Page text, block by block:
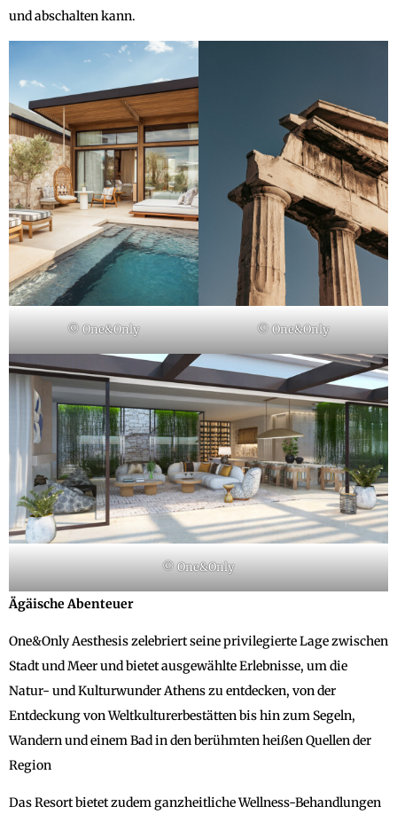
und abschalten kann.
© One&Only © One&Only
© One&Only
Ägäische Abenteuer
One&Only Aesthesis zelebriert seine privilegierte Lage zwischen
Stadt und Meer und bietet ausgewählte Erlebnisse, um die
Natur- und Kulturwunder Athens zu entdecken, von der
Entdeckung von Weltkulturerbestätten bis hin zum Segeln,
Wandern und einem Bad in den berühmten heißen Quellen der
Region
Das Resort bietet zudem ganzheitliche Wellness-Behandlungen